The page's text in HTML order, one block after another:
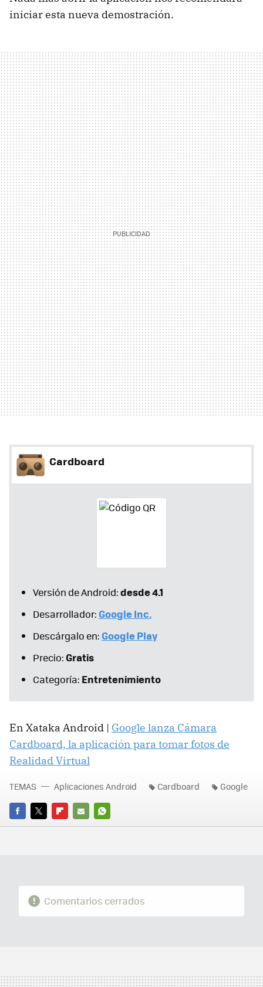
iniciar esta nueva demostración.
Cardboard
Versión de Android:desde 4.1
Desarrollador: Google Inc.
Descárgalo en: Google Play
Precio:Gratis
Categoría: Entretenimiento
En Xataka Android | Google lanza Cámara
Cardboard, la aplicación para tomar fotos de
Realidad Virtual
FACEBOOK
TWITTERFLIPBOARD
E-
WHATSAPP
TEMAS Aplicaciones Android Cardboard Google
Comentarios cerrados